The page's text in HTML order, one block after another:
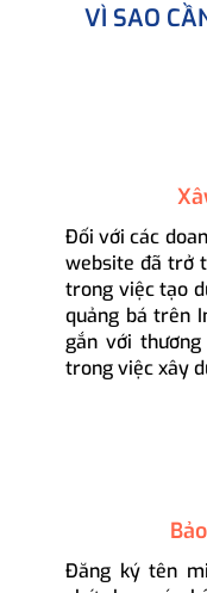
VÌ SAO
Đối với các
website đã trở
trong việc tạo
quảng bá trên
gắn với
trong việc xây
Đăng ký tên